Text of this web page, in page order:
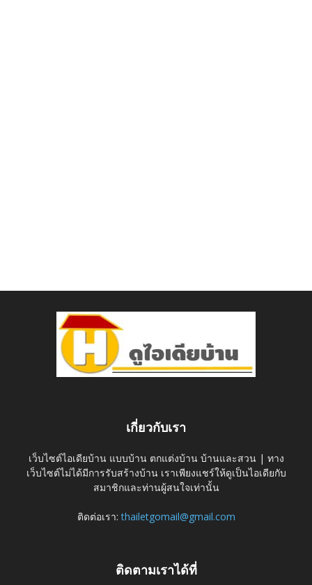
เกี่ยวกับเรา
เว็บไซต์ไอเดียบ้าน แบบบ้าน ตกแต่งบ้าน บ้านและสวน | ทาง
เว็บไซต์ไม่ได้มีการรับสร้างบ้าน เราเพียงแชร์ให้ดูเป็นไอเดียกับ
สมาชิกและท่านผู้สนใจเท่านั้น
ติดต่อเรา:thailetgomail@gmail.com
ติดตามเราได้ที่